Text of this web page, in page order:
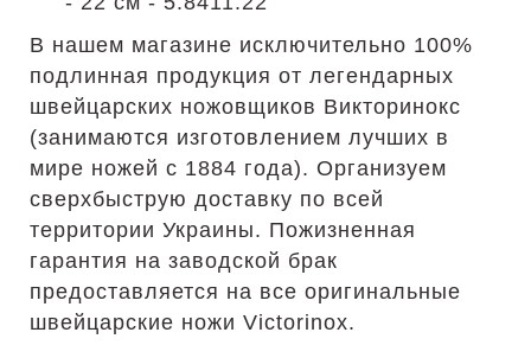
В нашем магазине исключительно 100%
подлинная продукция от легендарных
швейцарских ножовщиков Викторинокс
(занимаются изготовлением лучших в
мире ножей с 1884 года). Организуем
сверхбыструю доставку по всей
территории Украины. Пожизненная
гарантия на заводской брак
предоставляется на все оригинальные
швейцарские ножи Victorinox.